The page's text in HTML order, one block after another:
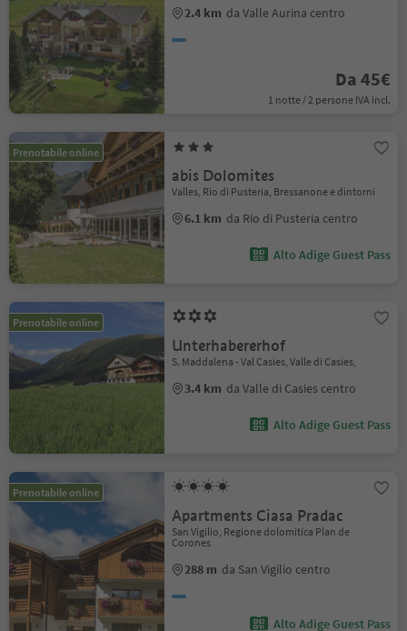
2.4 km da Valle Aurina centro
Da 45€
1 notte / 2 persone IVA incl.
Prenotabile online
abis Dolomites
Valles, Rio di Pusteria, Bressanone e dintorni
6.1 km da Rio di Pusteria centro
Alto Adige Guest Pass
Prenotabile online
Unterhabererhof
S. Maddalena - Val Casies, Valle di Casies,
3.4 km da Valle di Casies centro
Alto Adige Guest Pass
Prenotabile online
Apartments Ciasa Pradac
San Vigilio, Regione dolomitica Plan de
Corones
288 m da San Vigilio centro
Alto Adige Guest Pass